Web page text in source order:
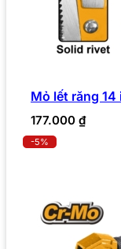
Mỏ lết răng
177.000 ₫
-5%